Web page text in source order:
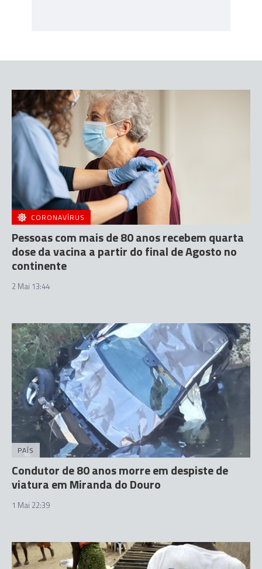
CORONAVÍRUS
Pessoas com mais de 80 anos recebem quarta
dose da vacina a partir do final de Agosto no
continente
2 Mai 13:44
PAÍS
Condutor de 80 anos morre em despiste de
viatura em Miranda do Douro
1 Mai 22:39